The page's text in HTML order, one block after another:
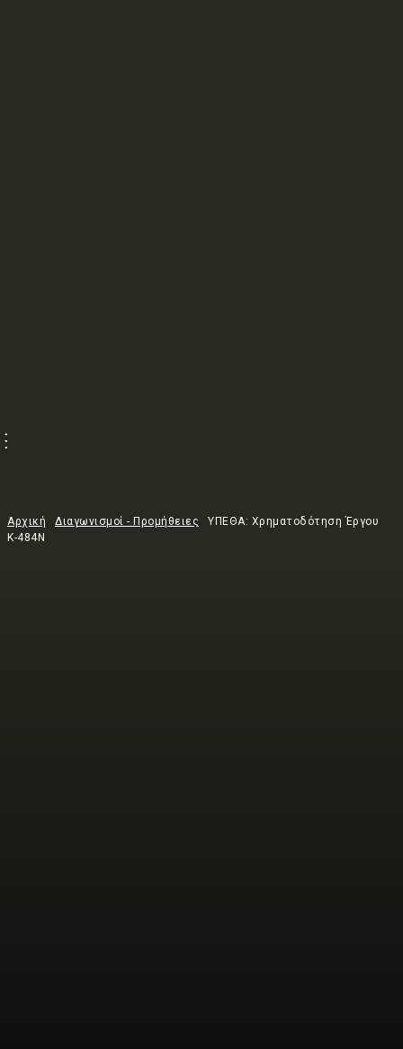
Αρχική Διαγωνισμοί - Προμήθειες
ΥΠΕΘΑ: Χρηματοδότηση Έργου
Κ-484Ν